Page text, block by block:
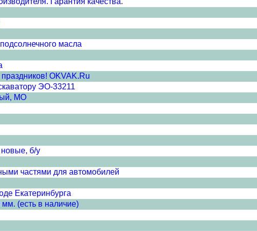
масла
OKVAK.Ru
ЭО-33211
МО
б/у
частями для автомобилей
Екатеринбурга
(есть в наличие)